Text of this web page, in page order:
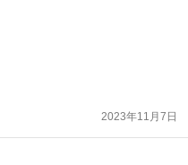
2023年11月7日